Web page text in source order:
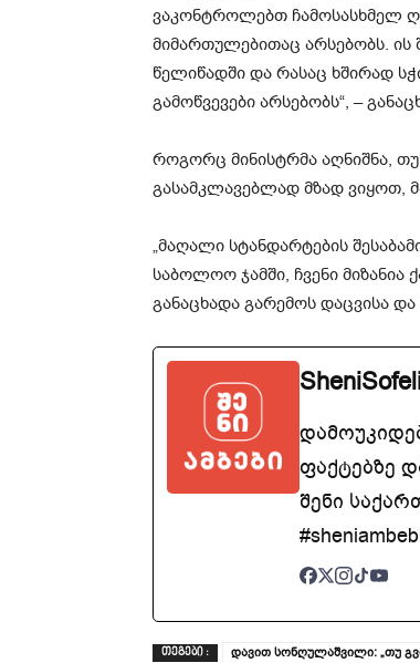
ვაკონტროლებთ ჩამოსასხმელ
მიმართულებითაც არსებობს.
წელიწადში და რასაც ხშირად
გამოწვევები არსებობს“, –
როგორც მინისტრმა აღნიშნა,
გასამკლავებლად მზად ვიყოთ,
„მაღალი სტანდარტების
საბოლოო ჯამში, ჩვენი
განაცხადა გარემოს დაცვისა
ფაქტებზე
შენი
ᲗᲔᲒᲔᲑᲘ :
დავით სონღულაშვილი: „თუ